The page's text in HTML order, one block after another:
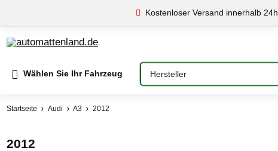
Kostenloser Versand innerhalb 24h
Wählen Sie Ihr Fahrzeug
Bitte auswählen
Startseite Audi A3 2012
2012